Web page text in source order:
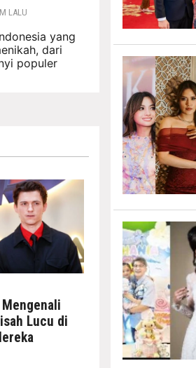
LALU
yang
dari
populer
Mengenali
Lucu di